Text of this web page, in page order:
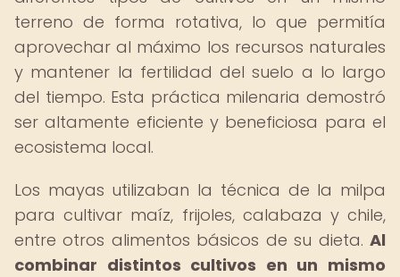
terreno de forma rotativa, lo que permitía
aprovechar al máximo los recursos naturales
y mantener la fertilidad del suelo a lo largo
del tiempo. Esta práctica milenaria demostró
ser altamente eficiente y beneficiosa para el
ecosistema local.
Los mayas utilizaban la técnica de la milpa
para cultivar maíz, frijoles, calabaza y chile,
entre otros alimentos básicos de su dieta. Al
combinar distintos cultivos en un mismo